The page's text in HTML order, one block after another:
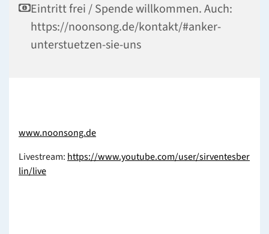
Eintritt frei / Spende willkommen. Auch:
https://noonsong.de/kontakt/#anker-
unterstuetzen-sie-uns
www.noonsong.de
Livestream: https://www.youtube.com/user/sirventesber
lin/live